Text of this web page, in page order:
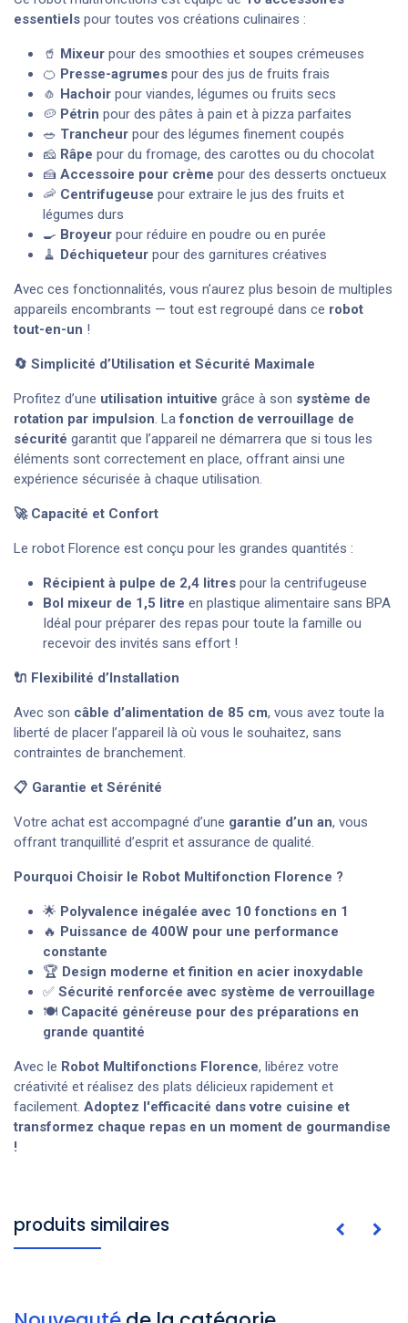
essentiels pour toutes vos créations culinaires :
🥤 Mixeur pour des smoothies et soupes crémeuses
🍊 Presse-agrumes pour des jus de fruits frais
🧄 Hachoir pour viandes, légumes ou fruits secs
🥔 Pétrin pour des pâtes à pain et à pizza parfaites
🥗 Trancheur pour des légumes finement coupés
🧀 Râpe pour du fromage, des carottes ou du chocolat
🍰 Accessoire pour crème pour des desserts onctueux
🦐 Centrifugeuse pour extraire le jus des fruits et
légumes durs
🍳 Broyeur pour réduire en poudre ou en purée
🧹 Déchiqueteur pour des garnitures créatives
Avec ces fonctionnalités, vous n’aurez plus besoin de multiples
appareils encombrants — tout est regroupé dans ce robot
tout-en-un !
🔄 Simplicité d’Utilisation et Sécurité Maximale
Profitez d’une utilisation intuitive grâce à son système de
rotation par impulsion. Lafonction de verrouillage de
sécurité garantit que l’appareil ne démarrera que si tous les
éléments sont correctement en place, offrant ainsi une
expérience sécurisée à chaque utilisation.
🚀 Capacité et Confort
Le robot Florence est conçu pour les grandes quantités :
Récipient à pulpe de 2,4 litres pour la centrifugeuse
Bol mixeur de 1,5 litre en plastique alimentaire sans BPA
Idéal pour préparer des repas pour toute la famille ou
recevoir des invités sans effort !
🔌 Flexibilité d’Installation
Avec son câble d’alimentation de 85 cm, vous avez toute la
liberté de placer l’appareil là où vous le souhaitez, sans
contraintes de branchement.
📋 Garantie et Sérénité
Votre achat est accompagné d’une garantie d’un an, vous
offrant tranquillité d’esprit et assurance de qualité.
Pourquoi Choisir le Robot Multifonction Florence ?
🌟 Polyvalence inégalée avec 10 fonctions en 1
🔥 Puissance de 400W pour une performance
constante
🏆 Design moderne et finition en acier inoxydable
✅ Sécurité renforcée avec système de verrouillage
🍽 Capacité généreuse pour des préparations en
grande quantité
Avec le Robot Multifonctions Florence, libérez votre
créativité et réalisez des plats délicieux rapidement et
facilement. Adoptez l'efficacité dans votre cuisine et
transformez chaque repas en un moment de gourmandise
!
produits similaires